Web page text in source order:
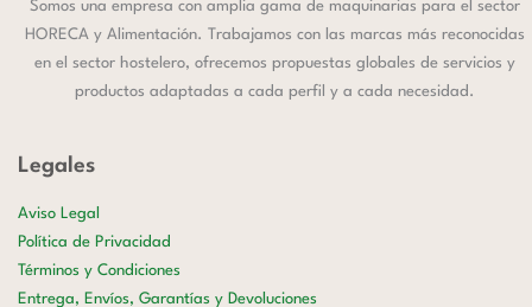
Somos una empresa con amplia gama de maquinarias para el sector
HORECA y Alimentación. Trabajamos con las marcas más reconocidas
en el sector hostelero, ofrecemos propuestas globales de servicios y
productos adaptadas a cada perfil y a cada necesidad.
Legales
Aviso Legal
Política de Privacidad
Términos y Condiciones
Entrega, Envíos, Garantías y Devoluciones